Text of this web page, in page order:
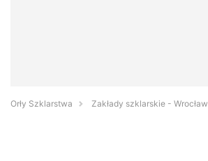
Orły Szklarstwa Zakłady szklarskie - Wrocław